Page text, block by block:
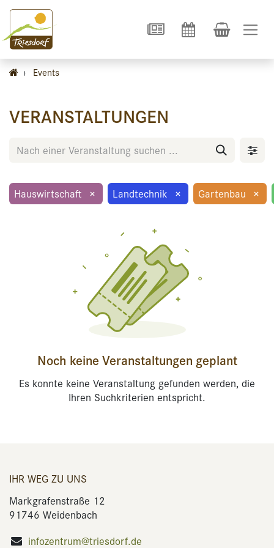
› Events
VERANSTALTUNGEN
Hauswirtschaft × Landtechnik × Gartenbau ×
Noch keine Veranstaltungen geplant
Es konnte keine Veranstaltung gefunden werden, die
Ihren Suchkriterien entspricht.
IHR WEG ZU UNS
Markgrafenstraße 12
91746 Weidenbach
infozentrum@triesdorf.de